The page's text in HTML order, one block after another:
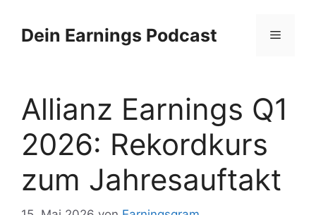
Inhalt
springen
Dein Earnings Podcast Menü
Allianz Earnings Q1
2026: Rekordkurs
zum Jahresauftakt